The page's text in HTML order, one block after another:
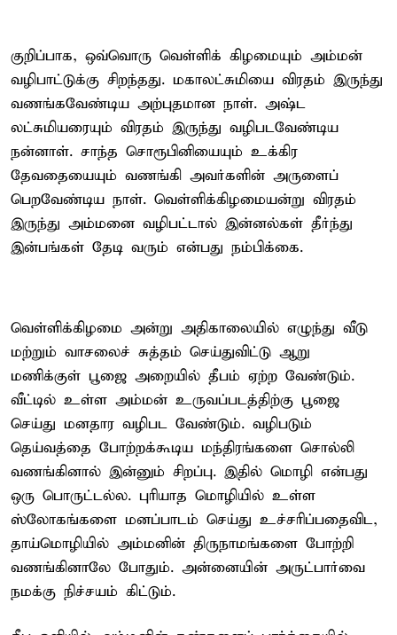
குறிப்பாக, ஒவ்வொரு வெள்ளிக் கிழமையும் அம்மன்
வழிபாட்டுக்கு சிறந்தது. மகாலட்சுமியை விரதம் இருந்து
வணங்கவேண்டிய அற்புதமான நாள். அஷ்ட
லட்சுமியரையும் விரதம் இருந்து வழிபடவேண்டிய
நன்னாள். சாந்த சொரூபினியையும் உக்கிர
தேவதையையும் வணங்கி அவர்களின் அருளைப்
பெறவேண்டிய நாள். வெள்ளிக்கிழமையன்று விரதம்
இருந்து அம்மனை வழிபட்டால் இன்னல்கள் தீர்ந்து
இன்பங்கள் தேடி வரும் என்பது நம்பிக்கை.
வெள்ளிக்கிழமை அன்று அதிகாலையில் எழுந்து வீடு
மற்றும் வாசலைச் சுத்தம் செய்துவிட்டு ஆறு
மணிக்குள் பூஜை அறையில் தீபம் ஏற்ற வேண்டும்.
வீட்டில் உள்ள அம்மன் உருவப்படத்திற்கு பூஜை
செய்து மனதார வழிபட வேண்டும். வழிபடும்
தெய்வத்தை போற்றக்கூடிய மந்திரங்களை சொல்லி
வணங்கினால் இன்னும் சிறப்பு. இதில் மொழி என்பது
ஒரு பொருட்டல்ல. புரியாத மொழியில் உள்ள
ஸ்லோகங்களை மனப்பாடம் செய்து உச்சரிப்பதைவிட,
தாய்மொழியில் அம்மனின் திருநாமங்களை போற்றி
வணங்கினாலே போதும். அன்னையின் அருட்பார்வை
நமக்கு நிச்சயம் கிட்டும்.